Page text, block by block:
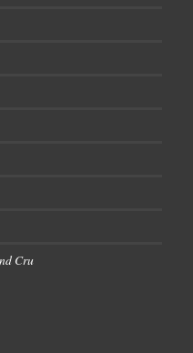
Cru